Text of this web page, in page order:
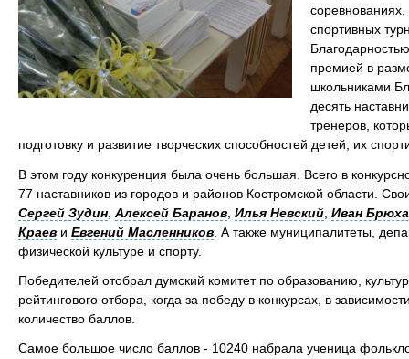
спортивных
премией в
школьниками
десять
тренеров,
подготовку и развитие творческих способностей детей, их
В этом году конкуренция была очень большая. Всего в
77 наставников из городов и районов Костромской области.
Сергей Зудин Алексей Баранов Илья Невский Иван
Краев и Евгений Масленников . А также муниципалитеты,
физической культуре и спорту.
Победителей отобрал думский комитет по образованию,
рейтингового отбора, когда за победу в конкурсах, в
количество баллов.
Самое большое число баллов - 10240 набрала ученица